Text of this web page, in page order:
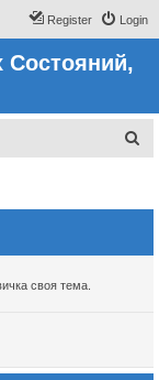
Login
Register
Состояний,
своя тема.